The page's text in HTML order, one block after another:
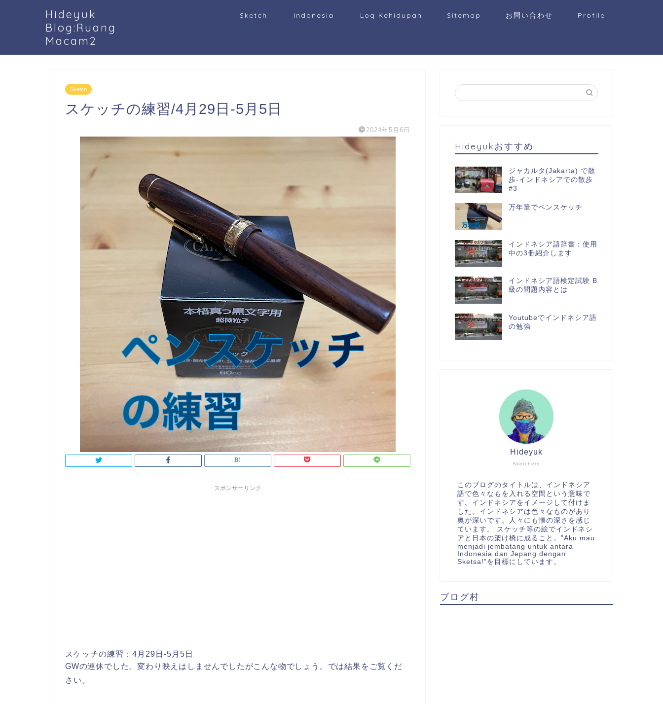
Hideyuk
Blog:Ruang
Macam2
Sketch Indonesia Log Kehidupan Sitemap お問い合わせ Profile
Sketch
スケッチの練習/4月29日-5月5日
2024年5月6日
スポンサーリンク
スケッチの練習：4月29日-5月5日
GWの連休でした。変わり映えはしませんでしたがこんな物でしょう。では結果をご覧くだ
さい。
Hideyukおすすめ
ジャカルタ(Jakarta) で散
歩-インドネシアでの散歩
#3
万年筆でペンスケッチ
インドネシア語辞書：使用
中の3冊紹介します
インドネシア語検定試験 B
級の問題内容とは
Youtubeでインドネシア語
の勉強
Sketchers
Hideyuk
このブログのタイトルは、インドネシア
語で色々なもを入れる空間という意味で
す。インドネシアをイメージして付けま
した。インドネシアは色々なものがあり
奥が深いです。人々にも懐の深さを感じ
ています。 スケッチ等の絵でインドネシ
アと日本の架け橋に成ること。”Aku mau
menjadi jembatang untuk antara
Indonesia dan Jepang dengan
Sketsa!”を目標にしています。
ブログ村